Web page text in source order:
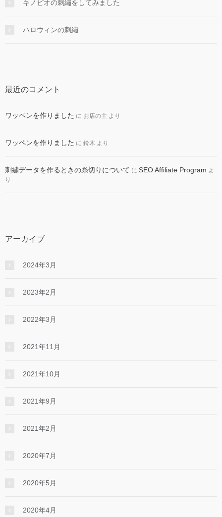
キノピオの刺繡をしてみました
ハロウィンの刺繡
最近のコメント
ワッペンを作りました に お店の主 より
ワッペンを作りました に 鈴木 より
刺繡データを作るときの糸切りについて に SEO Affiliate Program よ
り
アーカイブ
2024年3月
2023年2月
2022年3月
2021年11月
2021年10月
2021年9月
2021年2月
2020年7月
2020年5月
2020年4月